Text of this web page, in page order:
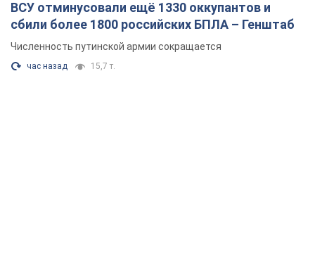
ВСУ отминусовали ещё 1330 оккупантов и
сбили более 1800 российских БПЛА – Генштаб
Численность путинской армии сокращается
час назад 15,7 т.